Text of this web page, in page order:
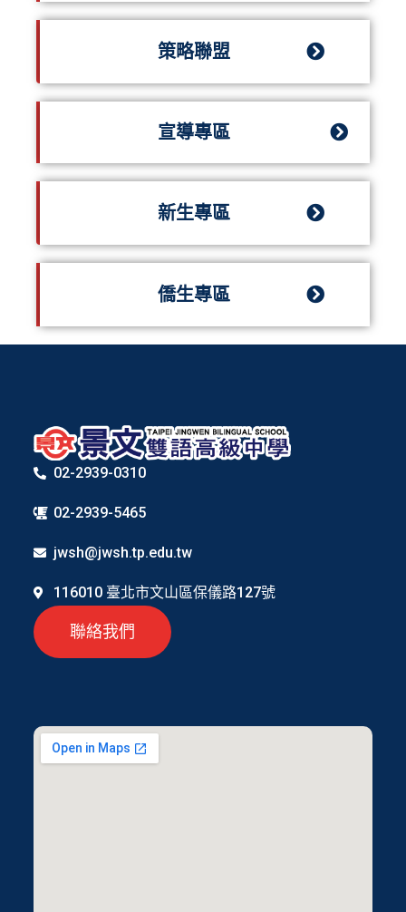
策略聯盟
宣導專區
新生專區
僑生專區
02-2939-0310
02-2939-5465
jwsh@jwsh.tp.edu.tw
116010 臺北市文山區保儀路127號
聯絡我們